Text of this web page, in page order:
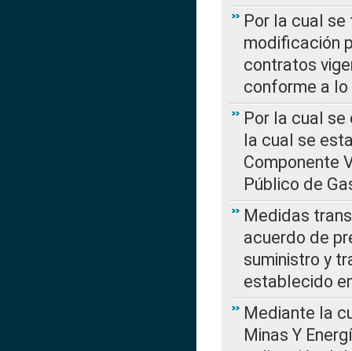
Por la cual
modificación
contratos
conforme a lo
Por la cual se
la cual se
Componente
Público de
Medidas
acuerdo de
suministro y
establecido
Mediante la
Minas Y